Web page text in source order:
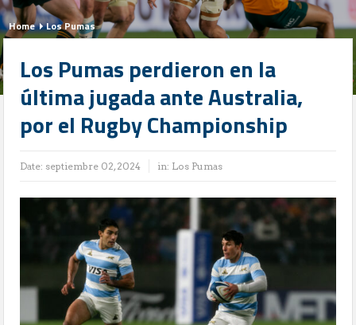
Home Los Pumas
Los Pumas perdieron en la
última jugada ante Australia,
por el Rugby Championship
Date: septiembre 02, 2024 in: Los Pumas